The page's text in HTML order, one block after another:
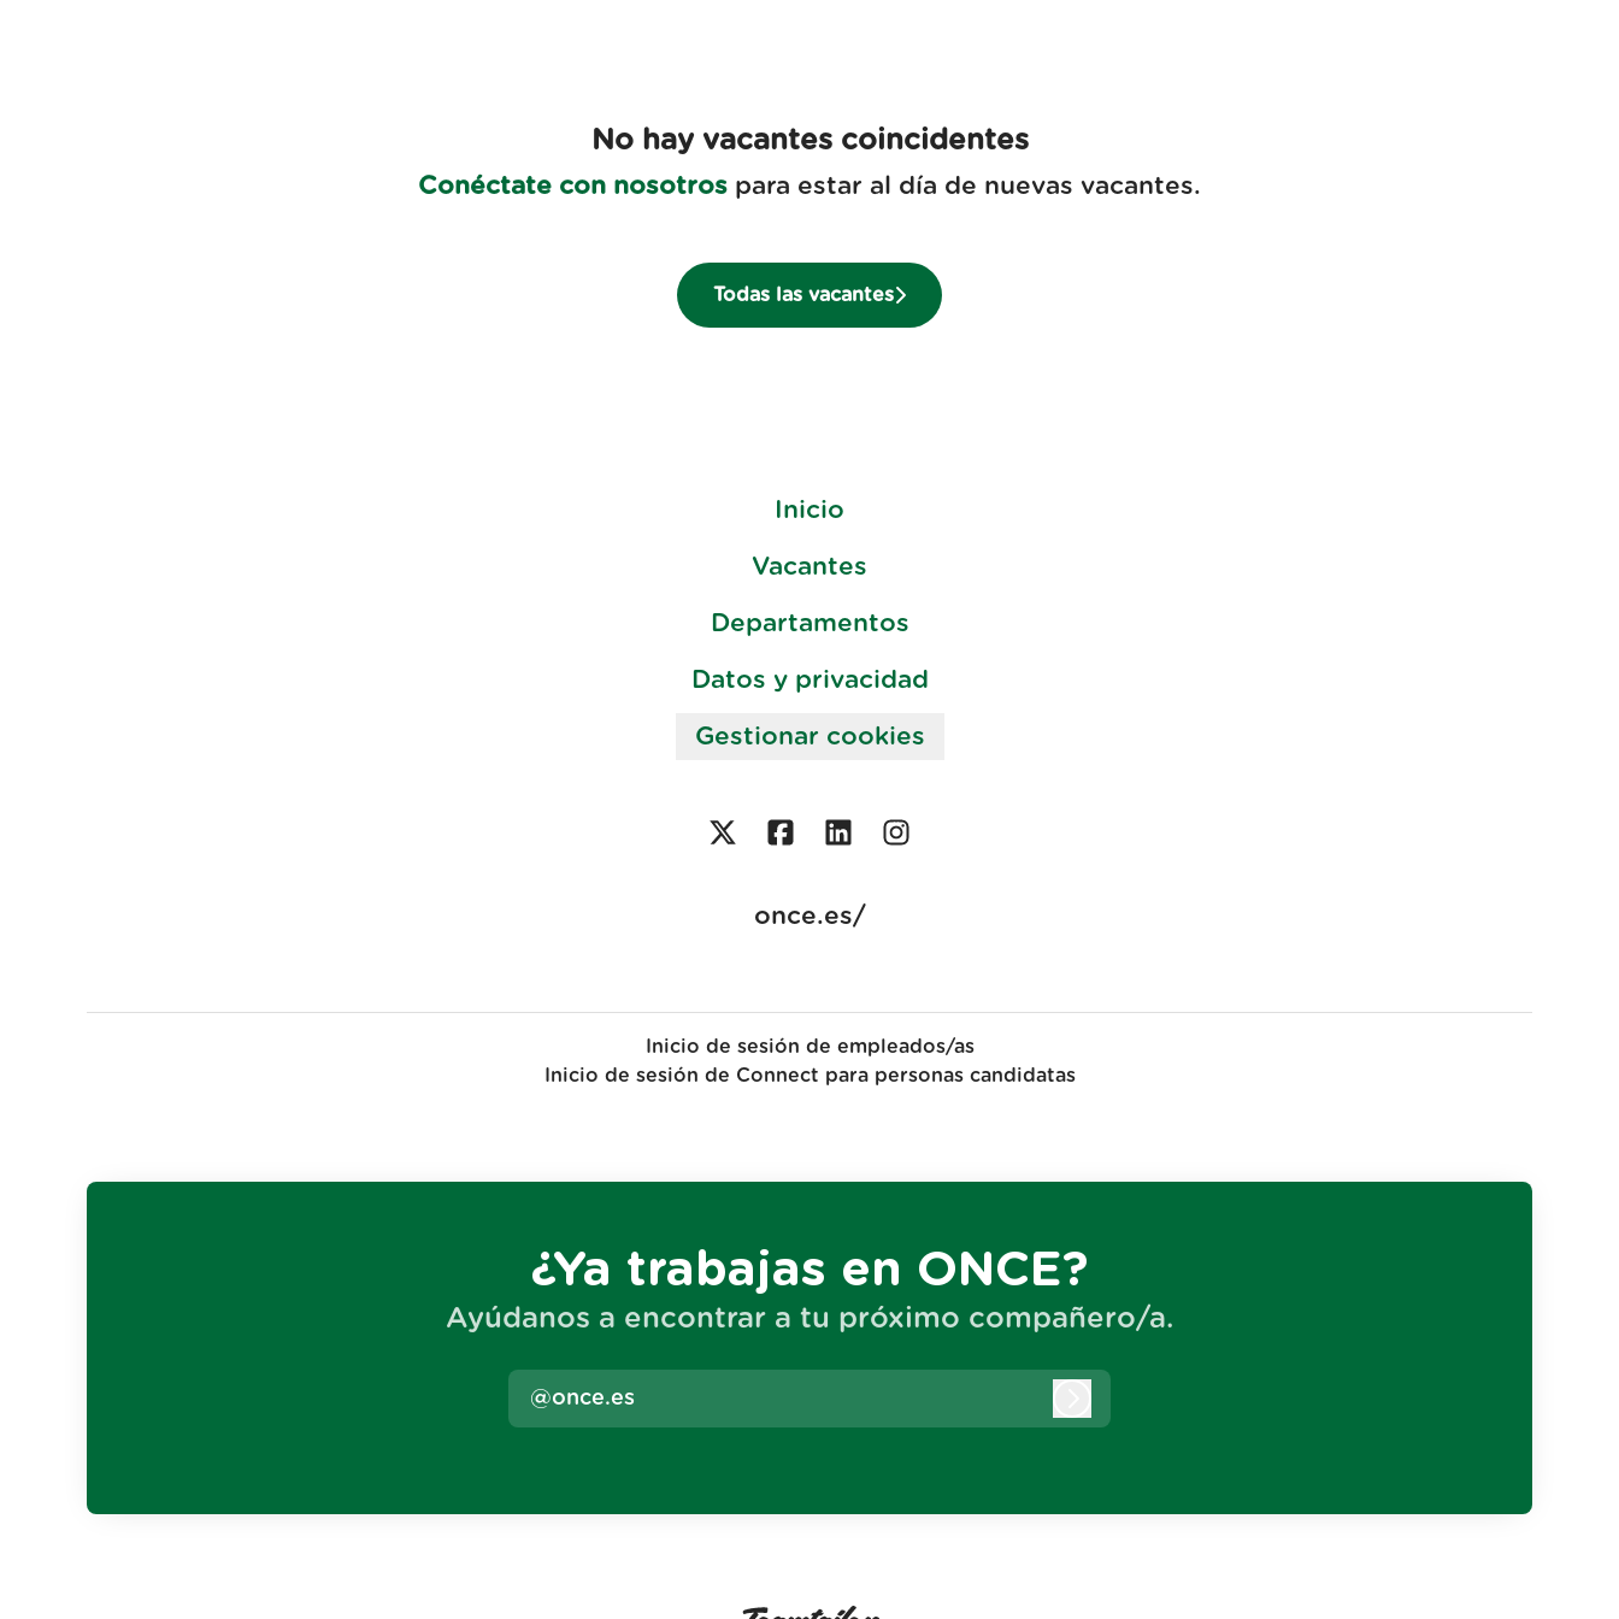
No hay vacantes coincidentes
Conéctate con nosotros para estar al día de nuevas vacantes.
Todas las vacantes
Inicio
Vacantes
Departamentos
Datos y privacidad
Gestionar cookies
once.es/
Inicio de sesión de empleados/as
Inicio de sesión de Connect para personas candidatas
¿Ya trabajas en ONCE?
Ayúdanos a encontrar a tu próximo compañero/a.
@once.es